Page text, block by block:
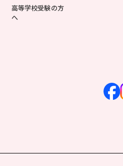
高等学校受験の方
へ